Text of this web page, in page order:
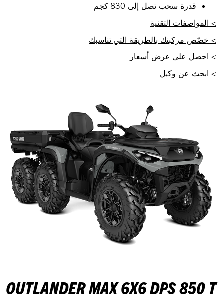
قدرة سحب تصل إلى 830 كجم
> المواصفات التقنية
> خصّص مركبتك بالطريقة التي تناسبك
> احصل على عرض أسعار
> ابحث عن وكيل
OUTLANDER MAX 6X6 DPS 850 T